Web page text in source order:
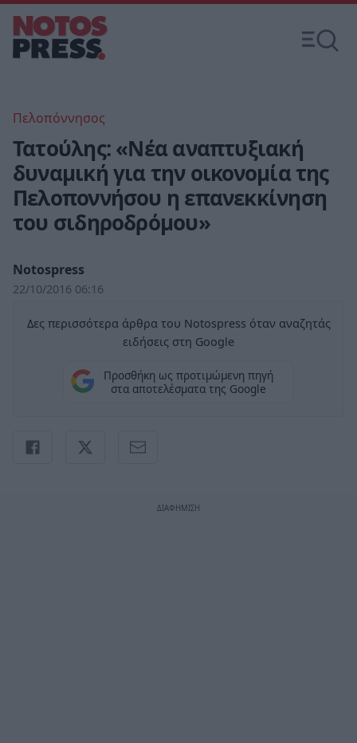
Πελοπόννησος
Τατούλης: «Νέα αναπτυξιακή
δυναμική για την οικονομία της
Πελοποννήσου η επανεκκίνηση
του σιδηροδρόμου»
Notospress
22/10/2016 06:16
Δες περισσότερα άρθρα του Notospress όταν αναζητάς
ειδήσεις στη Google
Προσθήκη ως προτιμώμενη πηγή
στα αποτελέσματα της Google